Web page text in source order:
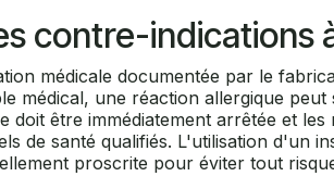
contre-indications
médicale documentée par le
médical, une réaction allergique
doit être immédiatement arrêtée et
de santé qualifiés. L'utilisation d'un
proscrite pour éviter tout